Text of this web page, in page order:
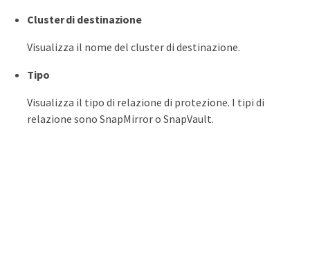
Cluster di destinazione
Visualizza il nome del cluster di destinazione.
Tipo
Visualizza il tipo di relazione di protezione. I tipi di
relazione sono SnapMirror o SnapVault.